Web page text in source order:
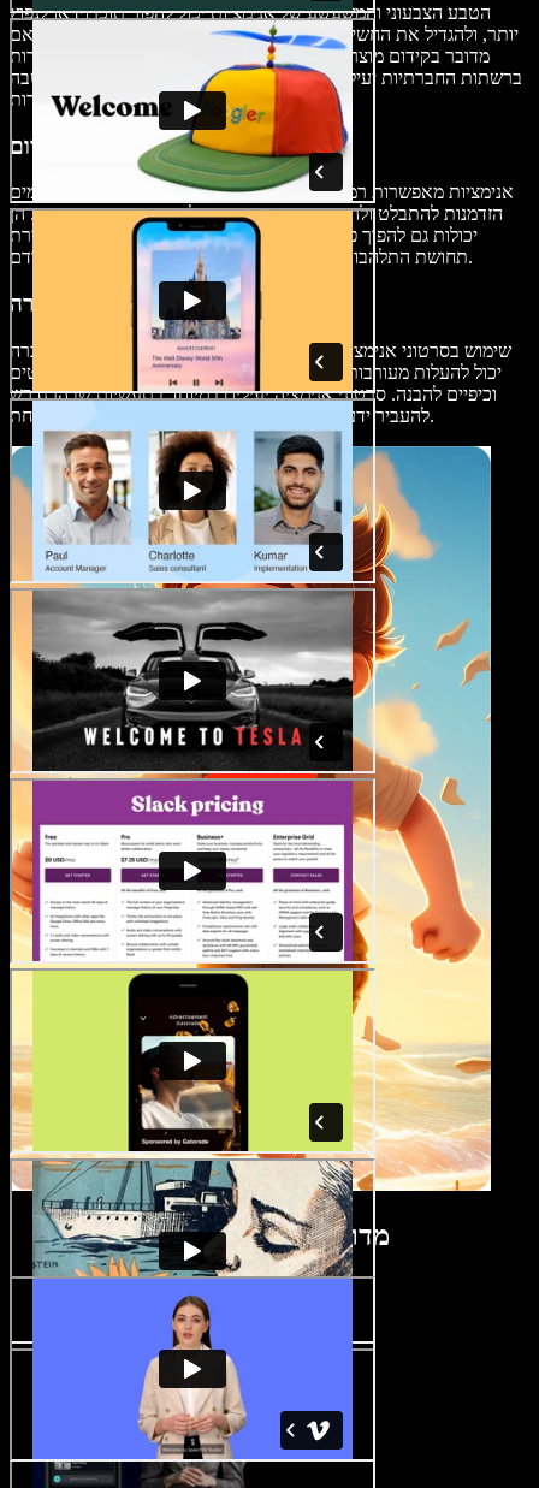
הטבע הצבעוני והמשעשע של אנימציות יכול להפוך תוכן וידאו לנפוץ
יותר, ולהגדיל את החשיפה והוויראליות שלו ברשתות החברתיות. בין אם
מדובר בקידום מוצר, העברת מסר או סיפור מותג, אנימציות מצוירות
ברשתות החברתיות יעילות בלכידת תשומת הלב של הקהל בסביבה שבה
גוללים במהירות.
פרסומות וסרטוני קידום
אנימציות מאפשרות רמת יצירתיות גבוהה בסיפור, ומעניקות למפרסמים
הזדמנות להתבלט ולהעביר מסרים בצורה בלתי נשכחת ומשעשעת. הן
יכולות גם להפוך פרסומות למרתקות ומשכנעות יותר, על ידי יצירת
תחושת התלהבות ותפיסה חיובית של המוצר או השירות המקודם.
סרטוני הדרכה והכשרה
שימוש בסרטוני אנימציה ובדמויות מונפשות בסרטוני הדרכה או הסברה
יכול להעלות מעורבות וזכירה, ולוודא כי מושגים מורכבים יהיו פשוטים
וכיפיים להבנה. סרטוני אנימציה יעילים במיוחד בתעשיות שבהן נדרש
להעביר ידע תהליכי או הנחיות בטיחות בצורה בלתי נשכחת.
מדריך ליוצר אנימציות